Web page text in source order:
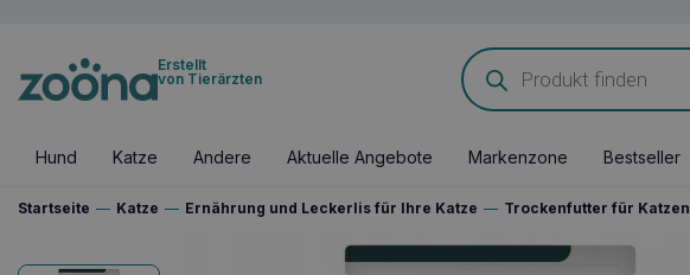
Erstellt
von Tierärzten
Products
search
Hund Katze Andere Aktuelle Angebote Markenzone Bestseller
Startseite — Katze — Ernährung und Leckerlis für Ihre Katze — Trockenfutter für Katzen